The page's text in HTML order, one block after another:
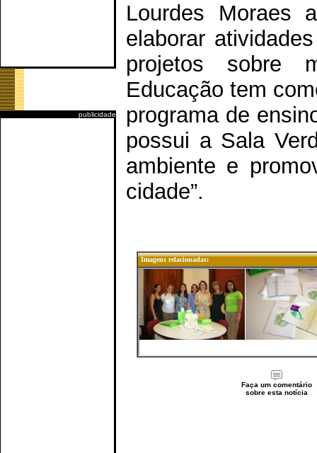
publicidade
Lourdes Moraes
elaborar
projetos sobre
Educação tem
programa de
possui a Sala
ambiente e
cidade”.
Imagens relacionadas:
Faça um comentário
sobre esta notícia